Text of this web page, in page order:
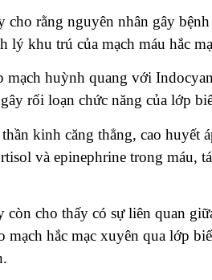
cho rằng nguyên nhân gây
lý khu trú của mạch máu hắc
mạch huỳnh quang với
rối loạn chức năng của lớp
kinh căng thẳng, cao
và epinephrine trong máu,
còn cho thấy có sự liên quan
mạch hắc mạc xuyên qua lớp